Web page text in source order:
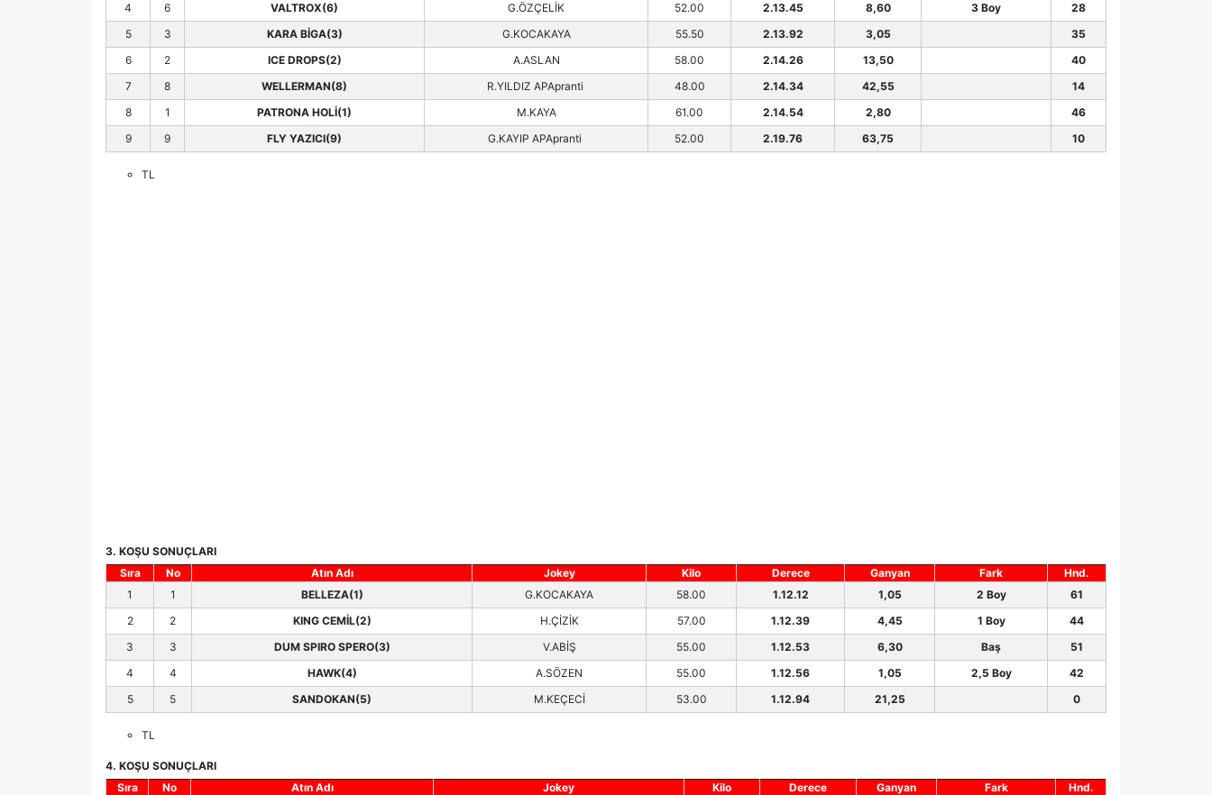
4
6 VALTROX(6) G.ÖZÇELİK 52.00 2.13.45 8,60 3 Boy
28
5
3 KARA BİGA(3) G.KOCAKAYA 55.50 2.13.92 3,05
35
6
2 ICE DROPS(2) A.ASLAN 58.00 2.14.26 13,50
40
7
8 WELLERMAN(8) R.YILDIZ APApranti 48.00 2.14.34 42,55
14
8
1 PATRONA HOLİ(1) M.KAYA 61.00 2.14.54 2,80
46
9
9 FLY YAZICI(9) G.KAYIP APApranti 52.00 2.19.76 63,75 10
TL
3. KOŞU SONUÇLARI
Sıra
No Atın Adı Jokey Kilo Derece Ganyan Fark
Hnd.
1
1 BELLEZA(1) G.KOCAKAYA 58.00 1.12.12 1,05 2 Boy
61
2
2 KING CEMİL(2) H.ÇİZİK 57.00 1.12.39 4,45 1 Boy
44
3
3 DUM SPIRO SPERO(3) V.ABİŞ 55.00 1.12.53 6,30 Baş
51
4
4 HAWK(4) A.SÖZEN 55.00 1.12.56 1,05 2,5 Boy
42
5
5 SANDOKAN(5) M.KEÇECİ 53.00 1.12.94 21,25 0
TL
4. KOŞU SONUÇLARI
Sıra
No Atın Adı Jokey Kilo Derece Ganyan Fark
Hnd.